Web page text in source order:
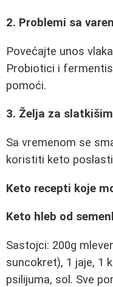
2. Problemi sa
Povećajte unos
Probiotici i
pomoći.
3. Želja za
Sa vremenom se
koristiti keto
Keto recepti koje
Keto hleb od
Sastojci: 200g
suncokret), 1 jaje, 1
psilijuma, sol. Sve